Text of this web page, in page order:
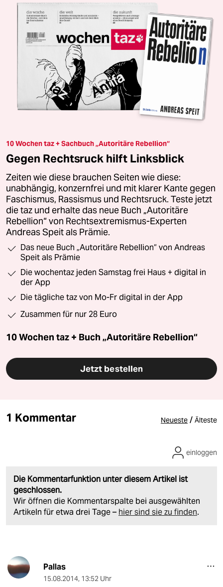
10 Wochen taz + Sachbuch „Autoritäre Rebellion“
Gegen Rechtsruck hilft Linksblick
Zeiten wie diese brauchen Seiten wie diese:
unabhängig, konzernfrei und mit klarer Kante gegen
Faschismus, Rassismus und Rechtsruck. Teste jetzt
die taz und erhalte das neue Buch „Autoritäre
Rebellion“ von Rechtsextremismus-Experten
Andreas Speit als Prämie.
Das neue Buch „Autoritäre Rebellion“ von Andreas
Speit als Prämie
Die wochentaz jeden Samstag frei Haus + digital in
der App
Die tägliche taz von Mo-Fr digital in der App
Zusammen für nur 28 Euro
10 Wochen taz + Buch „Autoritäre Rebellion“
Jetzt bestellen
1 Kommentar Neueste / Älteste
Die Kommentarfunktion unter diesem Artikel ist
geschlossen.
Wir öffnen die Kommentarspalte bei ausgewählten
Artikeln für etwa drei Tage – hier sind sie zu finden.
einloggen
Pallas
15.08.2014, 13:52 Uhr